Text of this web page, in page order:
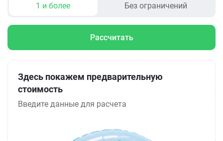
1 и более Без ограничений
Рассчитать
Здесь покажем предварительную
стоимость
Введите данные для расчета